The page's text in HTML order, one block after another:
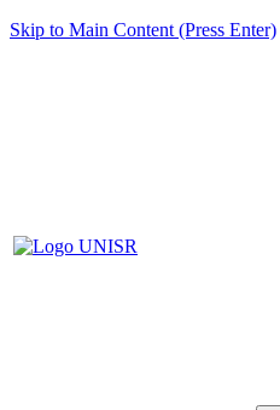
Skip to Main Content (Press Enter)